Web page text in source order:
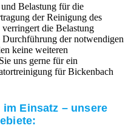
Belastung für die
der Reinigung des
die Belastung
der notwendigen
keine weiteren
uns gerne für ein
für Bickenbach
Einsatz – unsere